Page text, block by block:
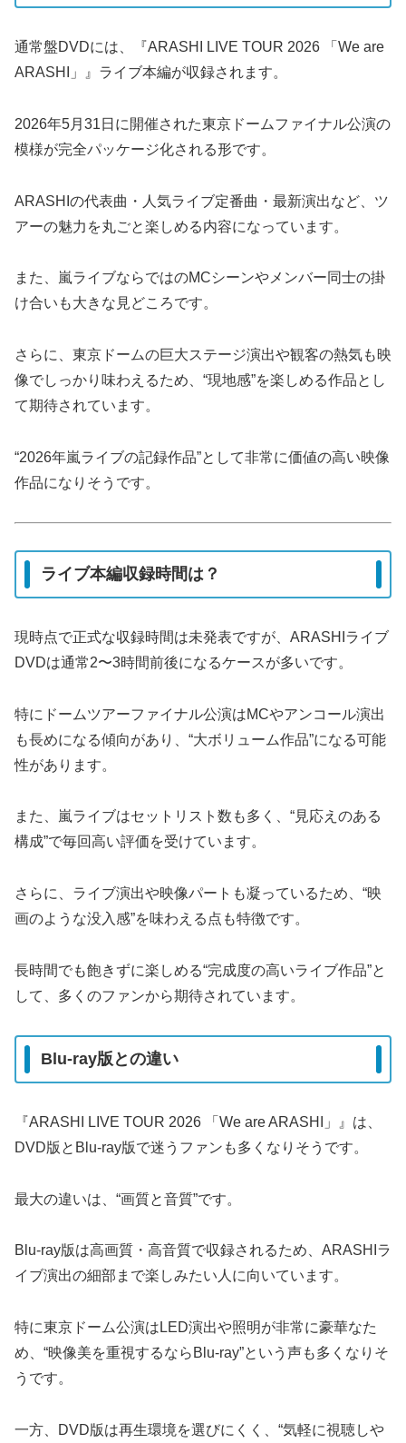
通常盤DVDには、『ARASHI LIVE TOUR 2026 「We are
ARASHI」』ライブ本編が収録されます。
2026年5月31日に開催された東京ドームファイナル公演の
模様が完全パッケージ化される形です。
ARASHIの代表曲・人気ライブ定番曲・最新演出など、ツ
アーの魅力を丸ごと楽しめる内容になっています。
また、嵐ライブならではのMCシーンやメンバー同士の掛
け合いも大きな見どころです。
さらに、東京ドームの巨大ステージ演出や観客の熱気も映
像でしっかり味わえるため、“現地感”を楽しめる作品とし
て期待されています。
“2026年嵐ライブの記録作品”として非常に価値の高い映像
作品になりそうです。
ライブ本編収録時間は？
現時点で正式な収録時間は未発表ですが、ARASHIライブ
DVDは通常2〜3時間前後になるケースが多いです。
特にドームツアーファイナル公演はMCやアンコール演出
も長めになる傾向があり、“大ボリューム作品”になる可能
性があります。
また、嵐ライブはセットリスト数も多く、“見応えのある
構成”で毎回高い評価を受けています。
さらに、ライブ演出や映像パートも凝っているため、“映
画のような没入感”を味わえる点も特徴です。
長時間でも飽きずに楽しめる“完成度の高いライブ作品”と
して、多くのファンから期待されています。
Blu-ray版との違い
『ARASHI LIVE TOUR 2026 「We are ARASHI」』は、
DVD版とBlu-ray版で迷うファンも多くなりそうです。
最大の違いは、“画質と音質”です。
Blu-ray版は高画質・高音質で収録されるため、ARASHIラ
イブ演出の細部まで楽しみたい人に向いています。
特に東京ドーム公演はLED演出や照明が非常に豪華なた
め、“映像美を重視するならBlu-ray”という声も多くなりそ
うです。
一方、DVD版は再生環境を選びにくく、“気軽に視聴しや